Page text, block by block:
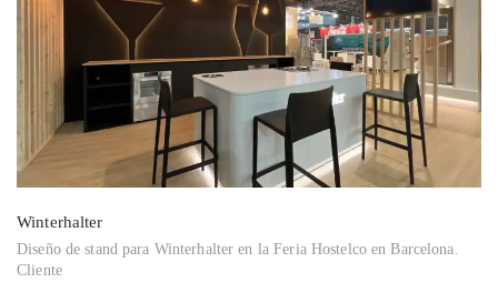
Winterhalter
Diseño de stand para Winterhalter en la Feria Hostelco en Barcelona.
Cliente